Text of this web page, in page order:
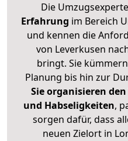
Die
Erfahrung im Bereich
und kennen die
von Leverkusen
bringt. Sie
Planung bis hin zur
Sie organisieren
und Habseligkeiten,
sorgen dafür, dass
neuen Zielort in